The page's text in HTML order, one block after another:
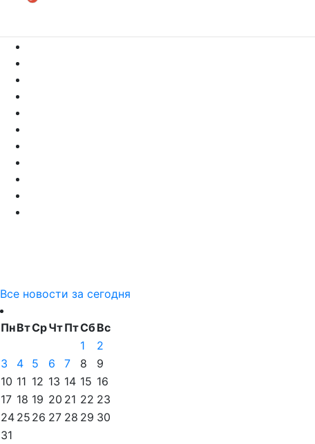
Все новости за сегодня
ПнВтСрЧтПтСбВс
1
2
3
4 5 6 7 8
9
10 11 12 13 14 15 16
17 18 19 20 21 22 23
24 25 26 27 28 29 30
31